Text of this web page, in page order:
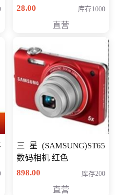
28.00
库存1000
直营
三星(SAMSUNG)ST65
数码相机 红色
898.00
库存200
直营